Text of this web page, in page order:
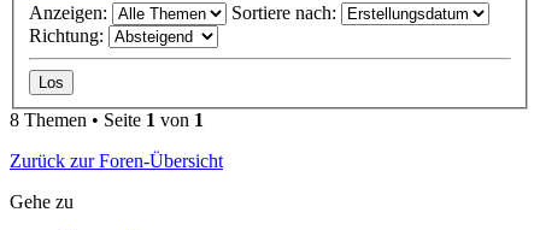
Anzeigen:
Sortiere nach:
Richtung:
8 Themen • Seite 1 von 1
Zurück zur Foren-Übersicht
Gehe zu